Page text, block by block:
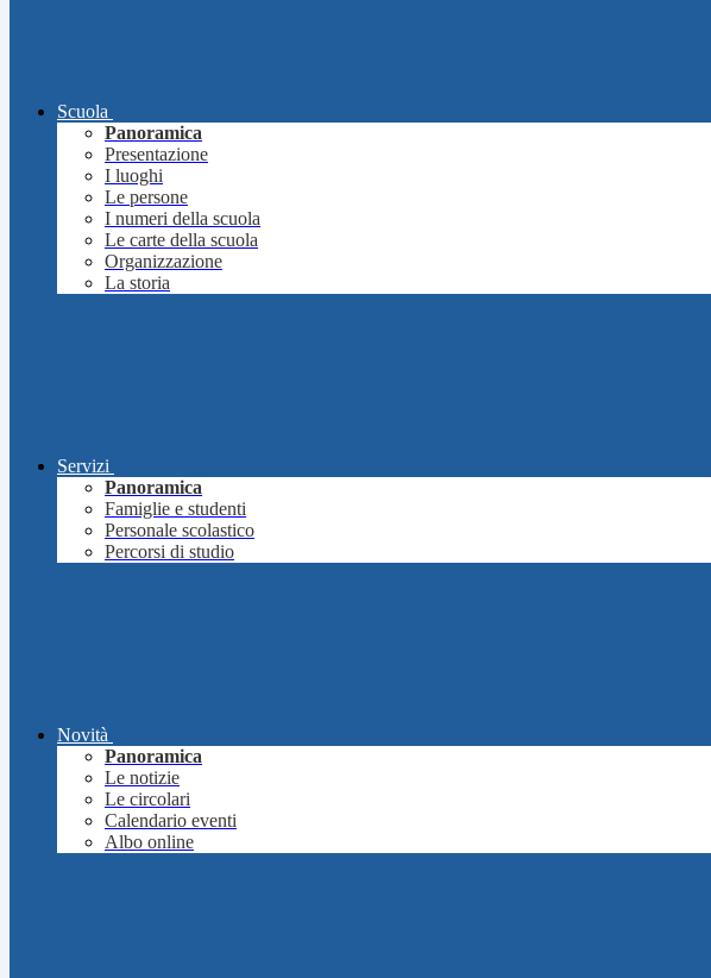
Scuola
Panoramica
Presentazione
I luoghi
Le persone
I numeri della scuola
Le carte della scuola
Organizzazione
La storia
Servizi
Panoramica
Famiglie e studenti
Personale scolastico
Percorsi di studio
Novità
Panoramica
Le notizie
Le circolari
Calendario eventi
Albo online